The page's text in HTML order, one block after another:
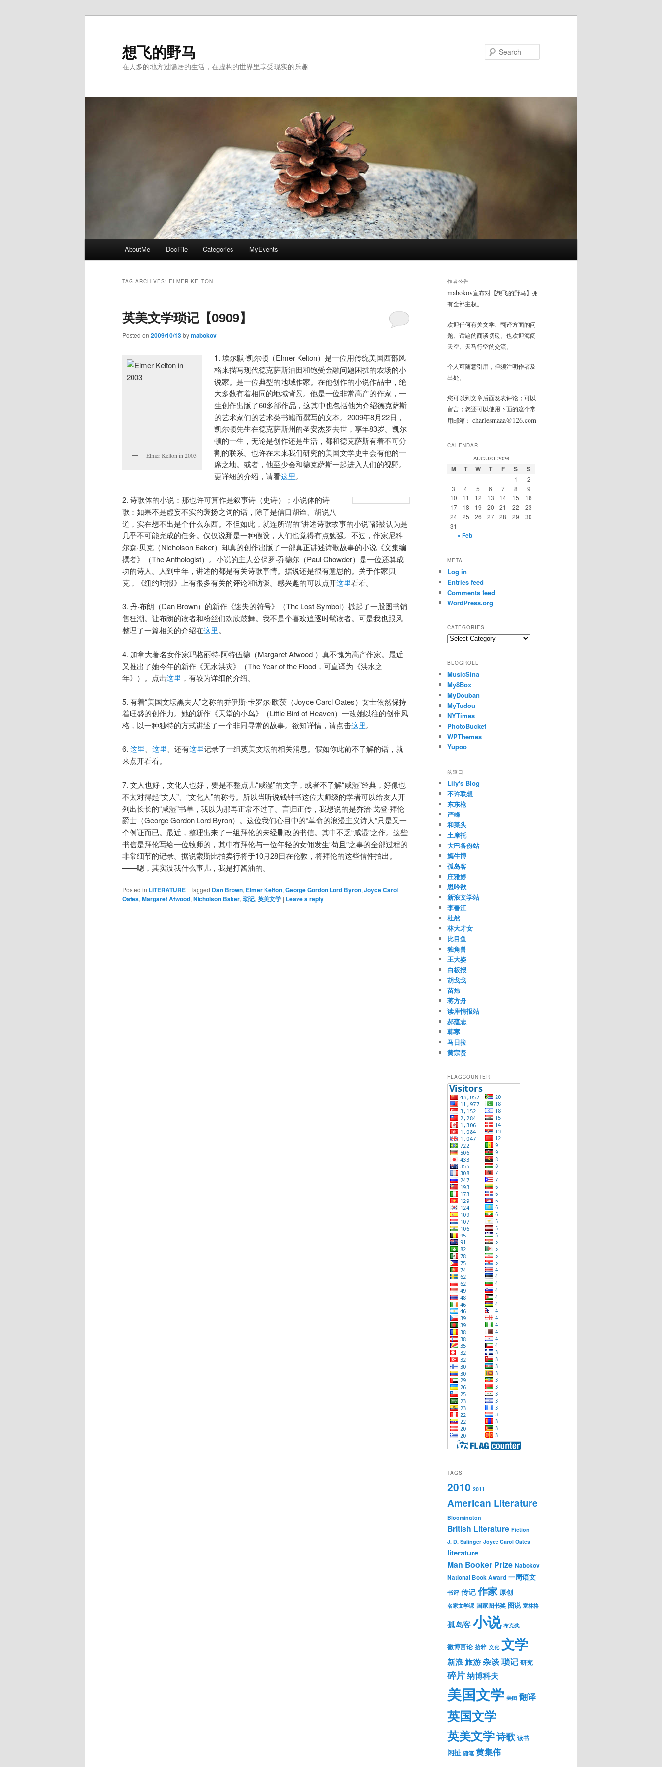
想飞的野马
在人多的地方过隐居的生活，在虚构的世界里享受现实的乐趣
AboutMe DocFile Categories MyEvents
TAG ARCHIVES: ELMER KELTON
英美文学琐记【0909】
Posted on 2009/10/13bymabokov
Elmer Kelton in 2003
1. 埃尔默·凯尔顿（Elmer Kelton）是一位用传统美国西部风
格来描写现代德克萨斯油田和饱受金融问题困扰的农场的小
说家。是一位典型的地域作家。在他创作的小说作品中，绝
大多数有着相同的地域背景。他是一位非常高产的作家，一
生创作出版了60多部作品，这其中也包括他为介绍德克萨斯
的艺术家们的艺术类书籍而撰写的文本。2009年8月22日，
凯尔顿先生在德克萨斯州的圣安杰罗去世，享年83岁。凯尔
顿的一生，无论是创作还是生活，都和德克萨斯有着不可分
割的联系。也许在未来我们研究的美国文学史中会有他的一
席之地。或者，他至少会和德克萨斯一起进入人们的视野。
更详细的介绍，请看这里。
2. 诗歌体的小说：那也许可算作是叙事诗（史诗）；小说体的诗
歌：如果不是虚妄不实的褒扬之词的话，除了是信口胡诌、胡说八
道，实在想不出是个什么东西。不但如此，就连所谓的“讲述诗歌故事的小说”都被认为是
几乎不可能完成的任务。仅仅说那是一种假设，人们也觉得有点勉强。不过，作家尼科
尔森·贝克（Nicholson Baker）却真的创作出版了一部真正讲述诗歌故事的小说《文集编
撰者》（The Anthologist）。小说的主人公保罗·乔德尔（Paul Chowder）是一位还算成
功的诗人。人到中年，讲述的都是有关诗歌事情。据说还是很有意思的。关于作家贝
克，《纽约时报》上有很多有关的评论和访谈。感兴趣的可以点开这里看看。
3. 丹·布朗（Dan Brown）的新作《迷失的符号》（The Lost Symbol）掀起了一股图书销
售狂潮。让布朗的读者和粉丝们欢欣鼓舞。我不是个喜欢追逐时髦读者。可是我也跟风
整理了一篇相关的介绍在这里。
4. 加拿大著名女作家玛格丽特·阿特伍德（Margaret Atwood ）真不愧为高产作家。最近
又推出了她今年的新作《无水洪灾》（The Year of the Flood，可直译为《洪水之
年》）。点击这里 ，有较为详细的介绍。
5. 有着“美国文坛黑夫人”之称的乔伊斯·卡罗尔·欧茨（Joyce Carol Oates）女士依然保持
着旺盛的创作力。她的新作《天堂的小鸟》（Little Bird of Heaven）一改她以往的创作风
格，以一种独特的方式讲述了一个非同寻常的故事。欲知详情，请点击这里。
6. 这里、 这里、还有这里记录了一组英美文坛的相关消息。假如你此前不了解的话，就
来点开看看。
7. 文人也好，文化人也好，要是不整点儿“咸湿”的文字，或者不了解“咸湿”经典，好像也
不太对得起“文人”、“文化人”的称号。所以当听说钱钟书这位大师级的学者可以给友人开
列出长长的“咸湿”书单，我以为那再正常不过了。言归正传，我想说的是乔治·戈登·拜伦
爵士（George Gordon Lord Byron）。这位我们心目中的“革命的浪漫主义诗人”只是又一
个例证而已。最近，整理出来了一组拜伦的未经删改的书信。其中不乏“咸湿”之作。这些
书信是拜伦写给一位牧师的，其中有拜伦与一位年轻的女佣发生“苟且”之事的全部过程的
非常细节的记录。据说索斯比拍卖行将于10月28日在伦敦，将拜伦的这些信件拍出。
——嗯，其实没我什么事儿，我是打酱油的。
Posted in LITERATURE | Tagged Dan Brown, Elmer Kelton, George Gordon Lord Byron, Joyce Carol
Oates, Margaret Atwood, Nicholson Baker, 琐记, 英美文学 | Leave a reply
作者公告
mabokov宣布对【想飞的野马】拥
有全部主权。
欢迎任何有关文学、翻译方面的问
题、话题的商谈切磋。也欢迎海阔
天空、天马行空的交流。
个人可随意引用，但须注明作者及
出处。
您可以到文章后面发表评论；可以
留言；您还可以使用下面的这个常
用邮箱： charlesmaaa@126.com
CALENDAR
AUGUST 2026
M T W T F S S
1
2
3
4 5 6 7 8
9
10
11 12 13 14 15
16
17
18 19 20 21 22
23
24
25 26 27 28 29
30
31
« Feb
META
Log in
Entries feed
Comments feed
WordPress.org
CATEGORIES
Categories
BLOGROLL
MusicSina
My8Box
MyDouban
MyTudou
NYTimes
PhotoBucket
WPThemes
Yupoo
岔道口
Lily's Blog
不许联想
东东枪
严峰
和菜头
土摩托
大巴备份站
嫣牛博
孤岛客
庄雅婷
思吟欲
新浪文学站
李春江
杜然
林大才女
比目鱼
独角兽
王大姿
白板报
胡戈戈
苗炜
蒋方舟
读库情报站
郝蕴志
韩寒
马日拉
黄宗贤
FLAGCOUNTER
TAGS
2010 2011
American Literature
Bloomington
British Literature Fiction
J. D. Salinger Joyce Carol Oates
literature
Man Booker Prize Nabokov
National Book Award 一周语文
书评 传记作家 原创
名家文学课 国家图书奖 图说 塞林格
孤岛客小说 布克奖
微博言论 拾粹 文化 文学
新浪旅游杂谈琐记 研究
碎片纳博科夫
美国文学 美图 翻译
英国文学
英美文学诗歌 读书
闲扯 随笔 黄集伟